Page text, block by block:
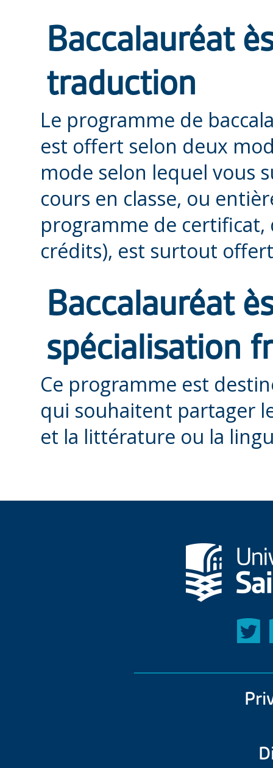
Baccalauréat
traduction
Le programme de
est offert selon deux
mode selon lequel vous
cours en classe, ou
programme de
crédits), est surtout
Baccalauréat
spécialisation
Ce programme est
qui souhaitent partager
et la littérature ou la